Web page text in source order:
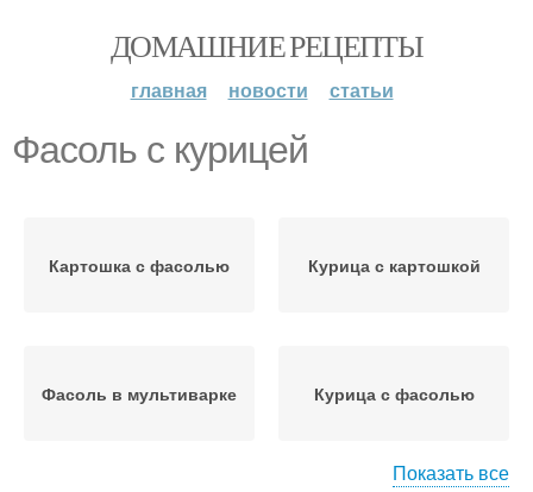
ДОМАШНИЕ РЕЦЕПТЫ
главная новости статьи
Фасоль с курицей
Картошка с фасолью Курица с картошкой
Фасоль в мультиварке Курица с фасолью
Показать все